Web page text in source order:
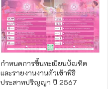
กำหนดการขึ้นทะเบียนบัณฑิต
และรายงานงานตัวเข้าพิธี
ประสาทปริญญา ปี 2567